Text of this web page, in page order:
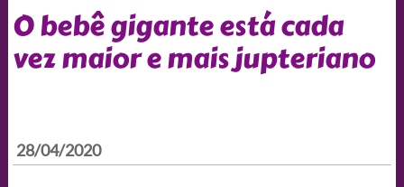
O bebê gigante está cada
vez maior e mais jupteriano
28/04/2020